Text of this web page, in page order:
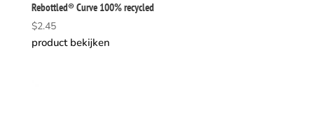
Rebottled® Curve 100% recycled
$2.45
product bekijken